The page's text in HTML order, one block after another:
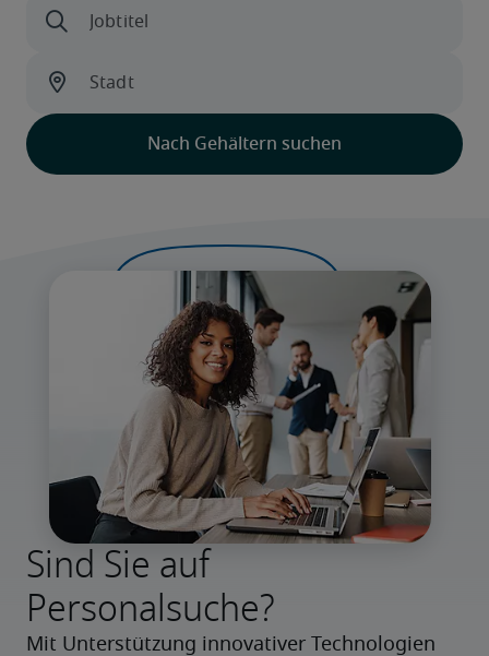
Sind Sie auf
Personalsuche?
Mit Unterstützung innovativer Technologien